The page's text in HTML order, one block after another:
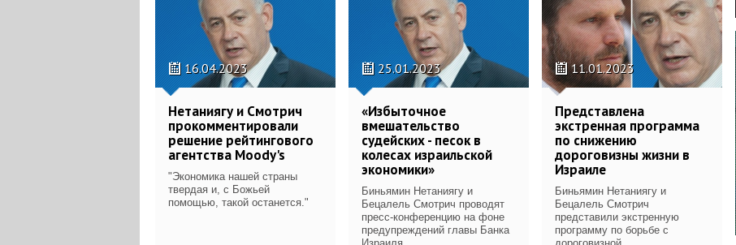
16.04.2023
Нетаниягу и Смотрич
прокомментировали
решение рейтингового
агентства Moody's
"Экономика нашей страны
твердая и, с Божьей
помощью, такой останется."
25.01.2023
«‎Избыточное
вмешательство
судейских - песок в
колесах израильской
экономики»
Биньямин Нетаниягу и
Бецалель Смотрич проводят
пресс-конференцию на фоне
предупреждений главы Банка
Израиля...
11.01.2023
Представлена
экстренная программа
по снижению
дороговизны жизни в
Израиле
Биньямин Нетаниягу и
Бецалель Смотрич
представили экстренную
программу по борьбе с
дороговизной...